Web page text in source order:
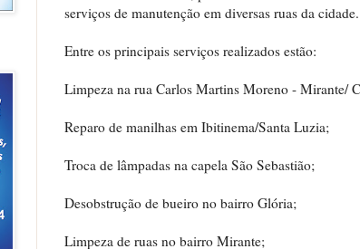
serviços de manutenção em diversas ruas da cidade.
Entre os principais serviços realizados estão:
Limpeza na rua Carlos Martins Moreno - Mirante/
Reparo de manilhas em Ibitinema/Santa Luzia;
Troca de lâmpadas na capela São Sebastião;
Desobstrução de bueiro no bairro Glória;
Limpeza de ruas no bairro Mirante;